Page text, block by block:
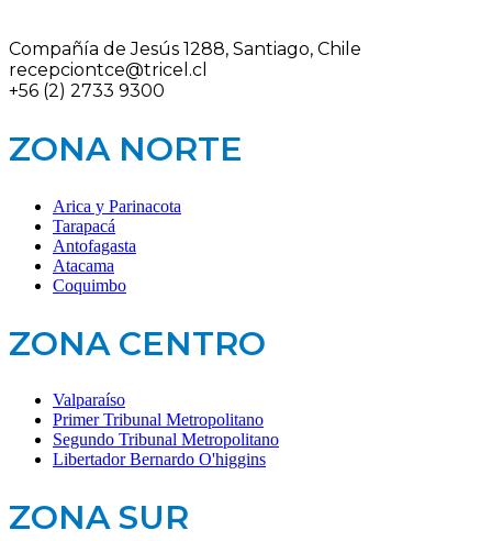
Compañía de Jesús 1288, Santiago, Chile
recepciontce@tricel.cl
+56 (2) 2733 9300
ZONA NORTE
Arica y Parinacota
Tarapacá
Antofagasta
Atacama
Coquimbo
ZONA CENTRO
Valparaíso
Primer Tribunal Metropolitano
Segundo Tribunal Metropolitano
Libertador Bernardo O'higgins
ZONA SUR